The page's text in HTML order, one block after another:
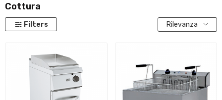
Cottura
Filters Rilevanza